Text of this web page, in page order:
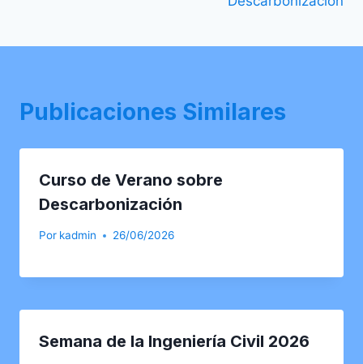
Publicaciones Similares
Curso de Verano sobre
Descarbonización
Por kadmin 26/06/2026
Semana de la Ingeniería Civil 2026